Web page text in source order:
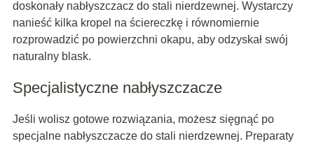
doskonały nabłyszczacz do stali nierdzewnej. Wystarczy
nanieść kilka kropel na ściereczkę i równomiernie
rozprowadzić po powierzchni okapu, aby odzyskał swój
naturalny blask.
Specjalistyczne nabłyszczacze
Jeśli wolisz gotowe rozwiązania, możesz sięgnąć po
specjalne nabłyszczacze do stali nierdzewnej. Preparaty